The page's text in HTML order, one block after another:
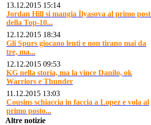
13.12.2015 15:14
Jordan Hill si mangia İlyasova al primo
della Top-10...
12.12.2015 18:34
Gli Spurs giocano lenti e non tirano mai da
tre, ma...
12.12.2015 09:53
KG nella storia, ma la vince Danilo, ok
Warriors e Thunder
11.12.2015 13:03
Cousins schiaccia in faccia a Lopez e vola al
primo posto...
Altre notizie